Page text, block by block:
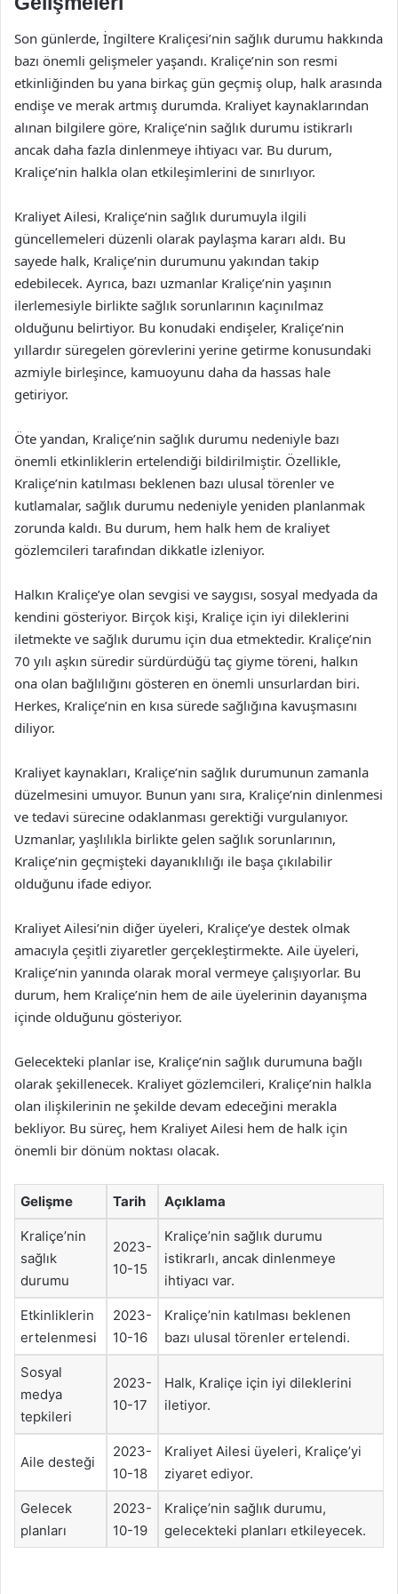
Son günlerde, İngiltere Kraliçesi’nin sağlık durumu hakkında
bazı önemli gelişmeler yaşandı. Kraliçe’nin son resmi
etkinliğinden bu yana birkaç gün geçmiş olup, halk arasında
endişe ve merak artmış durumda. Kraliyet kaynaklarından
alınan bilgilere göre, Kraliçe’nin sağlık durumu istikrarlı
ancak daha fazla dinlenmeye ihtiyacı var. Bu durum,
Kraliçe’nin halkla olan etkileşimlerini de sınırlıyor.
Kraliyet Ailesi, Kraliçe’nin sağlık durumuyla ilgili
güncellemeleri düzenli olarak paylaşma kararı aldı. Bu
sayede halk, Kraliçe’nin durumunu yakından takip
edebilecek. Ayrıca, bazı uzmanlar Kraliçe’nin yaşının
ilerlemesiyle birlikte sağlık sorunlarının kaçınılmaz
olduğunu belirtiyor. Bu konudaki endişeler, Kraliçe’nin
yıllardır süregelen görevlerini yerine getirme konusundaki
azmiyle birleşince, kamuoyunu daha da hassas hale
getiriyor.
Öte yandan, Kraliçe’nin sağlık durumu nedeniyle bazı
önemli etkinliklerin ertelendiği bildirilmiştir. Özellikle,
Kraliçe’nin katılması beklenen bazı ulusal törenler ve
kutlamalar, sağlık durumu nedeniyle yeniden planlanmak
zorunda kaldı. Bu durum, hem halk hem de kraliyet
gözlemcileri tarafından dikkatle izleniyor.
Halkın Kraliçe’ye olan sevgisi ve saygısı, sosyal medyada da
kendini gösteriyor. Birçok kişi, Kraliçe için iyi dileklerini
iletmekte ve sağlık durumu için dua etmektedir. Kraliçe’nin
70 yılı aşkın süredir sürdürdüğü taç giyme töreni, halkın
ona olan bağlılığını gösteren en önemli unsurlardan biri.
Herkes, Kraliçe’nin en kısa sürede sağlığına kavuşmasını
diliyor.
Kraliyet kaynakları, Kraliçe’nin sağlık durumunun zamanla
düzelmesini umuyor. Bunun yanı sıra, Kraliçe’nin dinlenmesi
ve tedavi sürecine odaklanması gerektiği vurgulanıyor.
Uzmanlar, yaşlılıkla birlikte gelen sağlık sorunlarının,
Kraliçe’nin geçmişteki dayanıklılığı ile başa çıkılabilir
olduğunu ifade ediyor.
Kraliyet Ailesi’nin diğer üyeleri, Kraliçe’ye destek olmak
amacıyla çeşitli ziyaretler gerçekleştirmekte. Aile üyeleri,
Kraliçe’nin yanında olarak moral vermeye çalışıyorlar. Bu
durum, hem Kraliçe’nin hem de aile üyelerinin dayanışma
içinde olduğunu gösteriyor.
Gelecekteki planlar ise, Kraliçe’nin sağlık durumuna bağlı
olarak şekillenecek. Kraliyet gözlemcileri, Kraliçe’nin halkla
olan ilişkilerinin ne şekilde devam edeceğini merakla
bekliyor. Bu süreç, hem Kraliyet Ailesi hem de halk için
önemli bir dönüm noktası olacak.
Gelişme Tarih Açıklama
Kraliçe’nin
sağlık
durumu
2023-
10-15
Kraliçe’nin sağlık durumu
istikrarlı, ancak dinlenmeye
ihtiyacı var.
Etkinliklerin
ertelenmesi
2023-
10-16
Kraliçe’nin katılması beklenen
bazı ulusal törenler ertelendi.
Sosyal
medya
tepkileri
2023-
10-17
Halk, Kraliçe için iyi dileklerini
iletiyor.
Aile desteği
2023-
10-18
Kraliyet Ailesi üyeleri, Kraliçe’yi
ziyaret ediyor.
Gelecek
planları
2023-
10-19
Kraliçe’nin sağlık durumu,
gelecekteki planları etkileyecek.